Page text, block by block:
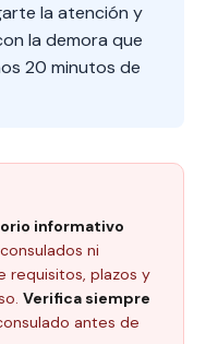
la atención y
la demora que
20 minutos de
informativo
ni
requisitos, plazos y
Verifica siempre
antes de